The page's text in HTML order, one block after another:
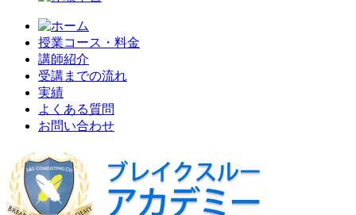
授業コース・料金
講師紹介
受講までの流れ
実績
よくある質問
お問い合わせ